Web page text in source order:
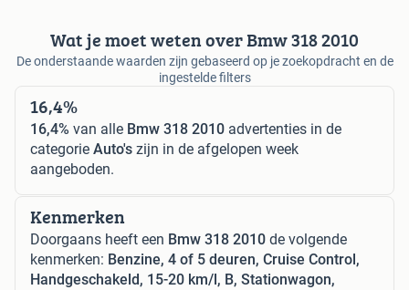
Wat je moet weten over Bmw 318 2010
De onderstaande waarden zijn gebaseerd op je zoekopdracht en de
ingestelde filters
16,4%
16,4% van alle Bmw 318 2010 advertenties in de
categorie Auto's zijn in de afgelopen week
aangeboden.
Kenmerken
Doorgaans heeft een Bmw 318 2010 de volgende
kenmerken: Benzine, 4 of 5 deuren, Cruise Control,
Handgeschakeld, 15-20 km/l, B, Stationwagon,